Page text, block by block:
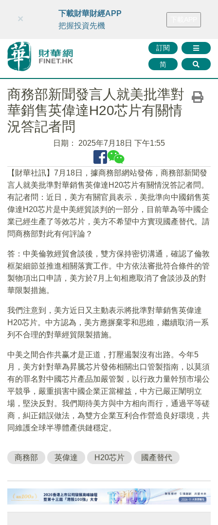
財華智庫網 FINTV FINMETA 財華證券 媒體矩陣
訂閱
简
×
下載財華財經APP
把握投資先機
商務部新聞發言人就美批準對
華銷售英偉達H20芯片有關情
況答記者問
日期： 2025年7月18日 下午1:55
【財華社訊】7月18日，據商務部網站發佈，商務部新聞發
言人就美批準對華銷售英偉達H20芯片有關情況答記者問。
有記者問：近日，美方有關官員表示，美批準向中國銷售英
偉達H20芯片是中美經貿談判的一部分，目前華為等中國企
業已經生產了等效芯片，美方不希望中方實現國產替代。請
問商務部對此有何評論？
答：中美倫敦經貿會談後，雙方保持密切溝通，確認了倫敦
框架細節並推進相關落實工作。中方依法審批符合條件的管
製物項出口申請，美方於7月上旬相應取消了會談涉及的對
華限製措施。
我們注意到，美方近日又主動表示將批準對華銷售英偉達
H20芯片。中方認為，美方應摒棄零和思維，繼續取消一系
列不合理的對華經貿限製措施。
中美之間合作共赢才是正道，打壓遏製沒有出路。今年5
月，美方針對華為昇騰芯片發佈相關出口管製指南，以莫須
有的罪名對中國芯片產品加嚴管製，以行政力量幹預市場公
平競爭，嚴重損害中國企業正當權益，中方已嚴正闡明立
場，堅決反對。我們期待美方與中方相向而行，通過平等磋
商，糾正錯誤做法，為雙方企業互利合作營造良好環境，共
同維護全球半導體產供鏈穩定。
商務部 英偉達 H20芯片 國產替代